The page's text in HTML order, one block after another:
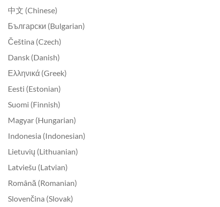
中文 (Chinese)
Български (Bulgarian)
Čeština (Czech)
Dansk (Danish)
Ελληνικά (Greek)
Eesti (Estonian)
Suomi (Finnish)
Magyar (Hungarian)
Indonesia (Indonesian)
Lietuvių (Lithuanian)
Latviešu (Latvian)
Română (Romanian)
Slovenčina (Slovak)